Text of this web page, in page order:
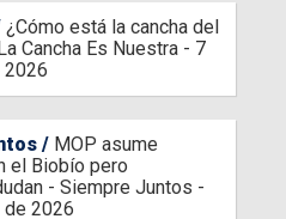
¿Cómo está la cancha del
Cancha Es Nuestra - 7
MOP asume
el Biobío pero
- Siempre Juntos -
2026